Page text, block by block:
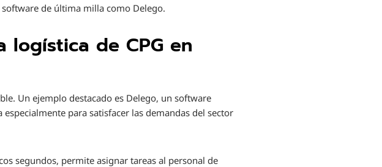
de última milla como Delego.
logística de CPG en
Un ejemplo destacado es Delego, un software
para satisfacer las demandas del sector
segundos, permite asignar tareas al personal de